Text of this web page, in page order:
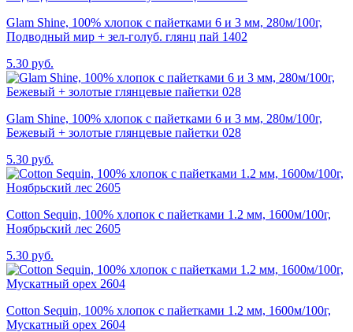
Glam Shine, 100% хлопок с пайетками 6 и 3 мм, 280м/100г,
Подводный мир + зел-голуб. глянц пай 1402
5.30 руб.
Glam Shine, 100% хлопок с пайетками 6 и 3 мм, 280м/100г,
Бежевый + золотые глянцевые пайетки 028
5.30 руб.
Cotton Sequin, 100% хлопок с пайетками 1.2 мм, 1600м/100г,
Ноябрьский лес 2605
5.30 руб.
Cotton Sequin, 100% хлопок с пайетками 1.2 мм, 1600м/100г,
Мускатный орех 2604